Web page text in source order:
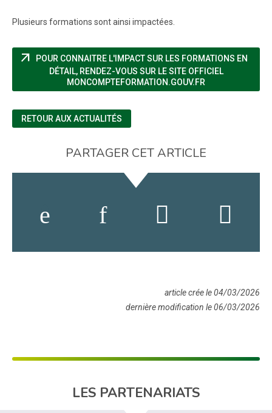
Plusieurs formations sont ainsi impactées.
arrow_outward
POUR CONNAITRE L'IMPACT SUR LES FORMATIONS EN
DÉTAIL, RENDEZ-VOUS SUR LE SITE OFFICIEL
MONCOMPTEFORMATION.GOUV.FR
RETOUR AUX ACTUALITÉS
PARTAGER CET ARTICLE
article crée le 04/03/2026
dernière modification le 06/03/2026
LES PARTENARIATS